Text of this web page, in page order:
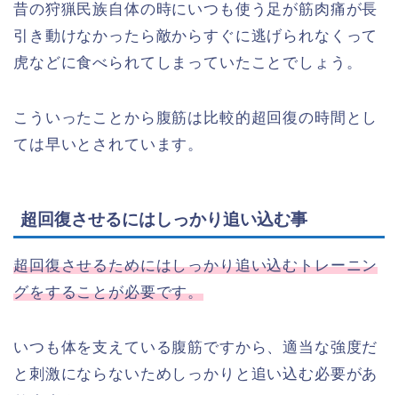
昔の狩猟民族自体の時にいつも使う足が筋肉痛が長
引き動けなかったら敵からすぐに逃げられなくって
虎などに食べられてしまっていたことでしょう。
こういったことから腹筋は比較的超回復の時間とし
ては早いとされています。
超回復させるにはしっかり追い込む事
超回復させるためにはしっかり追い込むトレーニン
グをすることが必要です。
いつも体を支えている腹筋ですから、適当な強度だ
と刺激にならないためしっかりと追い込む必要があ